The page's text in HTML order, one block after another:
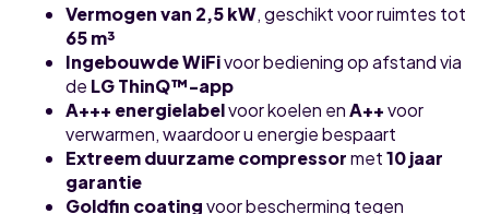
Vermogen van 2,5 kW, geschikt voor ruimtes tot
65 m³
Ingebouwde WiFivoor bediening op afstand via
de LG ThinQ™-app
A+++ energielabelvoor koelen enA++voor
verwarmen, waardoor u energie bespaart
Extreem duurzame compressormet10 jaar
garantie
Goldfin coatingvoor bescherming tegen